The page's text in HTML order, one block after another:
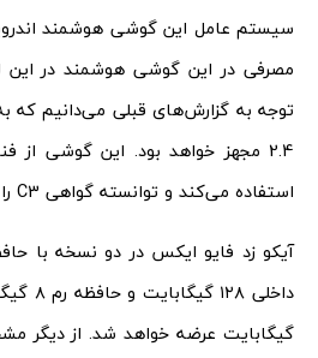
مصرفی در این گوشی هوشمند در این
استفاده می‌کند و توانسته گواهی C3 را دریافت کند.
گیگابایت عرضه خواهد شد. از دیگر